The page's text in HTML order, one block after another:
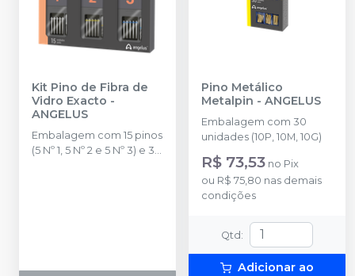
Kit Pino de Fibra de
Vidro Exacto -
ANGELUS
Embalagem com 15 pinos
(5 Nº 1, 5 Nº 2 e 5 Nº 3) e 3
Pino Metálico
Metalpin - ANGELUS
Embalagem com 30
unidades (10P, 10M, 10G)
R$ 73,53 no Pix
ou R$ 75,80 nas demais
condições
Qtd:
Adicionar ao